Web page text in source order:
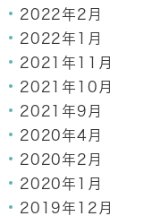
2022年2月
2022年1月
2021年11月
2021年10月
2021年9月
2020年4月
2020年2月
2020年1月
2019年12月